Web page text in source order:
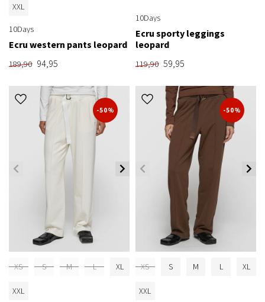
XXL
10Days
Ecru western pants leopard
189,90 94,95
10Days
Ecru sporty leggings
leopard
119,90 59,95
-50%
XS S M L XL
XXL
-50%
XS S M L XL
XXL